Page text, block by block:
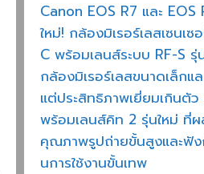
Canon EOS R7 และ EOS
ใหม่! กล้องมิเรอร์เลสเซนเซ
C พร้อมเลนส์ระบบ RF-S รุ่
กล้องมิเรอร์เลสขนาดเล็กแล
แต่ประสิทธิภาพเยี่ยมเกินตัว
พร้อมเลนส์คิท 2 รุ่นใหม่ ที่ผ
คุณภาพรูปถ่ายขั้นสูงและฟั
นการใช้งานขั้นเทพ